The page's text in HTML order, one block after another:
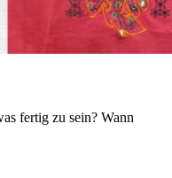
fertig zu sein? Wann